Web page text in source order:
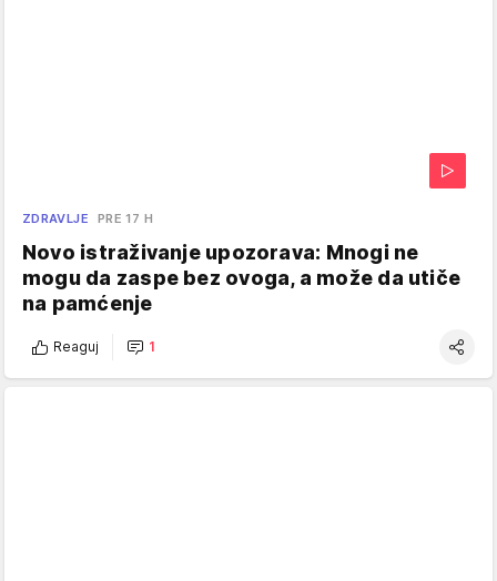
ZDRAVLJE PRE 17 H
Novo istraživanje upozorava: Mnogi ne
mogu da zaspe bez ovoga, a može da utiče
na pamćenje
Reaguj 1